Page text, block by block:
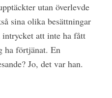
utan överlevde
sina olika besättningar
att inte ha fått
ha förtjänat. En
Jo, det var han.